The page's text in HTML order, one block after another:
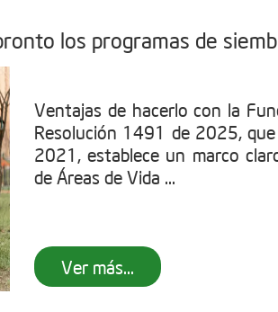
los programas de
Ventajas de hacerlo con la
Resolución 1491 de 2025,
2021, establece un marco
de Áreas de Vida ...
Ver más...